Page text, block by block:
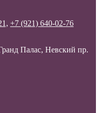
+7 (921) 640-02-76
Палас, Невский пр.